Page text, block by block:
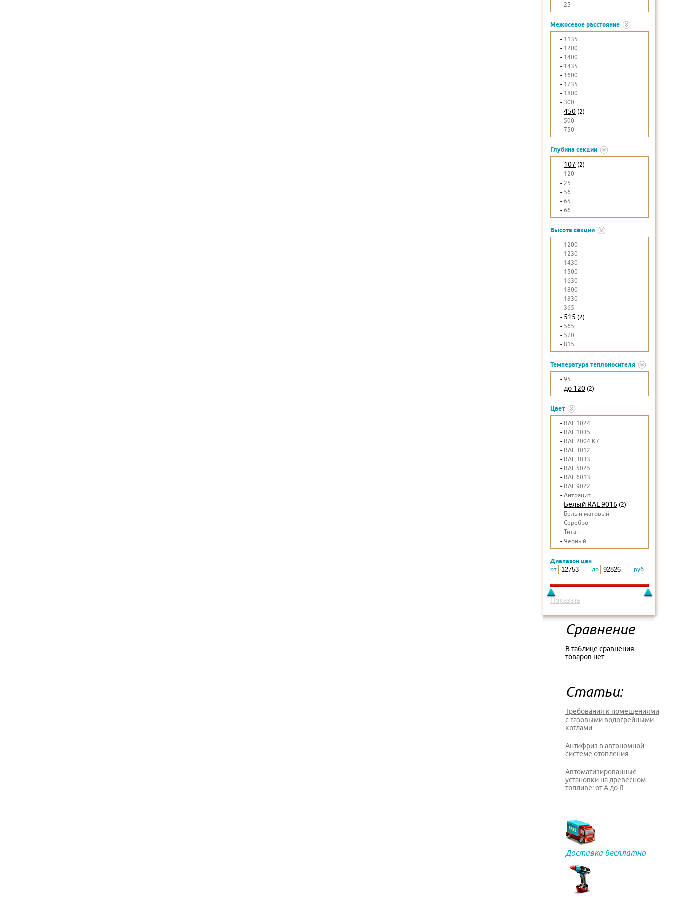
- 25
Межосевое расстояние
- 1135
- 1200
- 1400
- 1435
- 1600
- 1735
- 1800
- 300
- 450 (2)
- 500
- 750
Глубина секции
- 107 (2)
- 120
- 25
- 56
- 65
- 66
Высота секции
- 1200
- 1230
- 1430
- 1500
- 1630
- 1800
- 1830
- 365
- 515 (2)
- 565
- 570
- 815
Температура теплоносителя
- 95
- до 120 (2)
Цвет
- RAL 1024
- RAL 1035
- RAL 2004 K7
- RAL 3012
- RAL 3033
- RAL 5025
- RAL 6013
- RAL 9022
- Антрацит
- Белый RAL 9016 (2)
- Белый матовый
- Серебро
- Титан
- Черный
Диапазон цен
от
до руб.
Показать
Сравнение
В таблице сравнения
товаров нет
Статьи:
Требования к помещениями
с газовыми водогрейными
котлами
Антифриз в автономной
системе отопления
Автоматизированные
установки на древесном
топливе: от А до Я
Доставка бесплатно